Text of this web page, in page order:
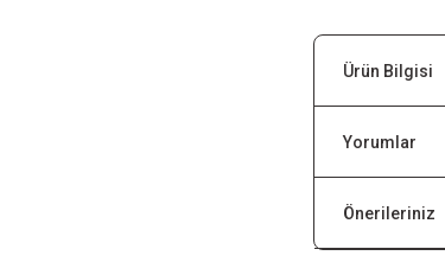
Ürün Bilgisi
Yorumlar
Önerileriniz